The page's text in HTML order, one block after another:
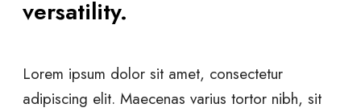
versatility.
Lorem ipsum dolor sit amet, consectetur
adipiscing elit. Maecenas varius tortor nibh, sit